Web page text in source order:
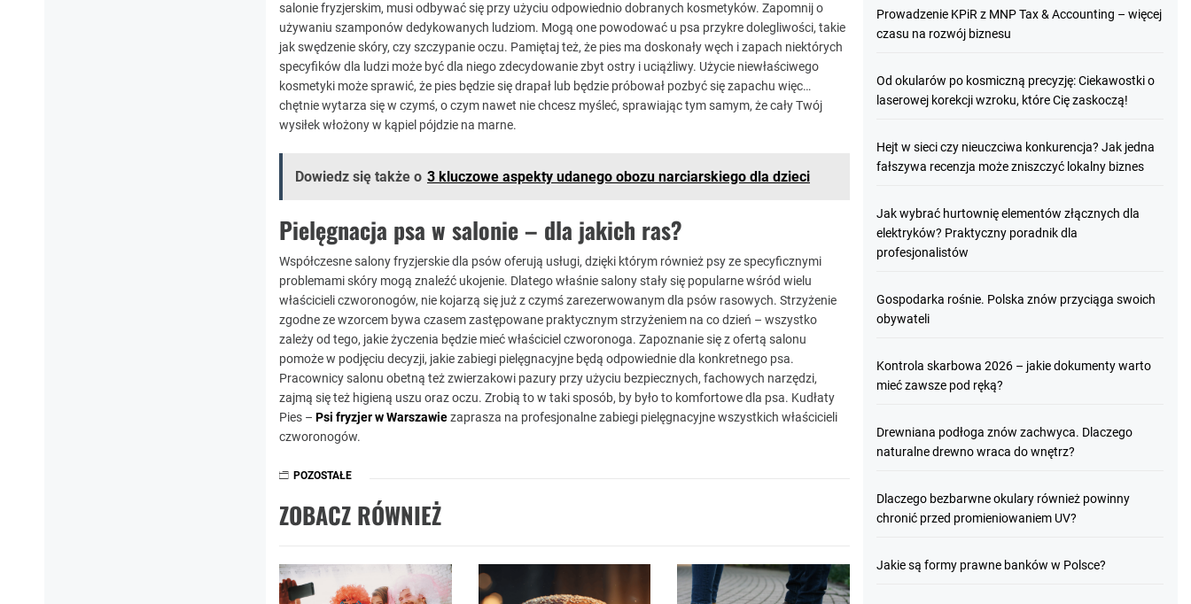
salonie fryzjerskim, musi odbywać się przy użyciu odpowiednio dobranych kosmetyków. Zapomnij o
używaniu szamponów dedykowanych ludziom. Mogą one powodować u psa przykre dolegliwości, takie
jak swędzenie skóry, czy szczypanie oczu. Pamiętaj też, że pies ma doskonały węch i zapach niektórych
specyfików dla ludzi może być dla niego zdecydowanie zbyt ostry i uciążliwy. Użycie niewłaściwego
kosmetyki może sprawić, że pies będzie się drapał lub będzie próbował pozbyć się zapachu więc…
chętnie wytarza się w czymś, o czym nawet nie chcesz myśleć, sprawiając tym samym, że cały Twój
wysiłek włożony w kąpiel pójdzie na marne.
Dowiedz się także o 3 kluczowe aspekty udanego obozu narciarskiego dla dzieci
Pielęgnacja psa w salonie – dla jakich ras?
Współczesne salony fryzjerskie dla psów oferują usługi, dzięki którym również psy ze specyficznymi
problemami skóry mogą znaleźć ukojenie. Dlatego właśnie salony stały się popularne wśród wielu
właścicieli czworonogów, nie kojarzą się już z czymś zarezerwowanym dla psów rasowych. Strzyżenie
zgodne ze wzorcem bywa czasem zastępowane praktycznym strzyżeniem na co dzień – wszystko
zależy od tego, jakie życzenia będzie mieć właściciel czworonoga. Zapoznanie się z ofertą salonu
pomoże w podjęciu decyzji, jakie zabiegi pielęgnacyjne będą odpowiednie dla konkretnego psa.
Pracownicy salonu obetną też zwierzakowi pazury przy użyciu bezpiecznych, fachowych narzędzi,
zajmą się też higieną uszu oraz oczu. Zrobią to w taki sposób, by było to komfortowe dla psa. Kudłaty
Pies – Psi fryzjer w Warszawiezaprasza na profesjonalne zabiegi pielęgnacyjne wszystkich właścicieli
czworonogów.
POZOSTAŁE
ZOBACZ RÓWNIEŻ
Prowadzenie KPiR z MNP Tax & Accounting – więcej
czasu na rozwój biznesu
Od okularów po kosmiczną precyzję: Ciekawostki o
laserowej korekcji wzroku, które Cię zaskoczą!
Hejt w sieci czy nieuczciwa konkurencja? Jak jedna
fałszywa recenzja może zniszczyć lokalny biznes
Jak wybrać hurtownię elementów złącznych dla
elektryków? Praktyczny poradnik dla
profesjonalistów
Gospodarka rośnie. Polska znów przyciąga swoich
obywateli
Kontrola skarbowa 2026 – jakie dokumenty warto
mieć zawsze pod ręką?
Drewniana podłoga znów zachwyca. Dlaczego
naturalne drewno wraca do wnętrz?
Dlaczego bezbarwne okulary również powinny
chronić przed promieniowaniem UV?
Jakie są formy prawne banków w Polsce?